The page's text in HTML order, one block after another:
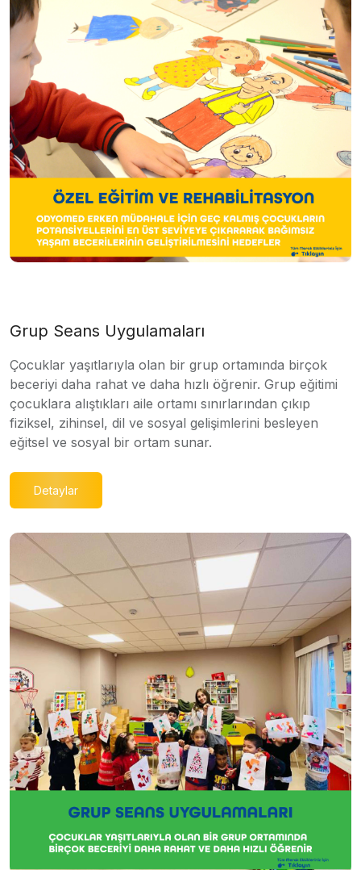
Grup Seans Uygulamaları
Çocuklar yaşıtlarıyla olan bir grup ortamında birçok
beceriyi daha rahat ve daha hızlı öğrenir. Grup eğitimi
çocuklara alıştıkları aile ortamı sınırlarından çıkıp
fiziksel, zihinsel, dil ve sosyal gelişimlerini besleyen
eğitsel ve sosyal bir ortam sunar.
Detaylar